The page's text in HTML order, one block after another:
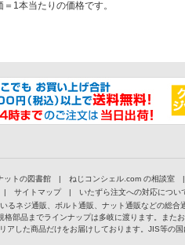
1本当たりの価格です。
ットの図書館 | ねじコンシェル.com の相談室 |
| サイトマップ |
いたずら注文への対応につい
ネジ通販、ボルト通販、ナット通販などの総
部品までラインナップは多岐に渡ります。ま
した商品だけをお届けしております。JIS等の